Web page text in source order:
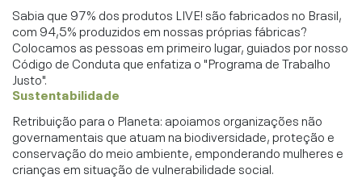
Sabia que 97% dos produtos LIVE! são fabricados no Brasil,
com 94,5% produzidos em nossas próprias fábricas?
Colocamos as pessoas em primeiro lugar, guiados por nosso
Código de Conduta que enfatiza o "Programa de Trabalho
Justo".
Sustentabilidade
Retribuição para o Planeta: apoiamos organizações não
governamentais que atuam na biodiversidade, proteção e
conservação do meio ambiente, emponderando mulheres e
crianças em situação de vulnerabilidade social.